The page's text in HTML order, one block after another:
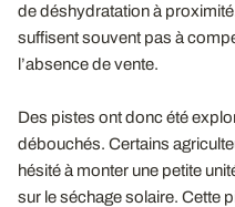
de déshydratation à
suffisent souvent pas à
l’absence de vente.
Des pistes ont donc été
débouchés. Certains
hésité à monter une petite
sur le séchage solaire. Cette